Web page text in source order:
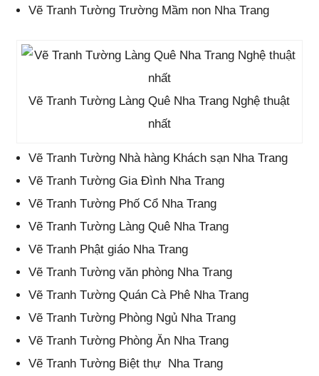
Vẽ Tranh Tường Trường Mầm non Nha Trang
Vẽ Tranh Tường Làng Quê Nha Trang Nghệ thuật
nhất
Vẽ Tranh Tường Nhà hàng Khách sạn Nha Trang
Vẽ Tranh Tường Gia Đình Nha Trang
Vẽ Tranh Tường Phố Cổ Nha Trang
Vẽ Tranh Tường Làng Quê Nha Trang
Vẽ Tranh Phật giáo Nha Trang
Vẽ Tranh Tường văn phòng Nha Trang
Vẽ Tranh Tường Quán Cà Phê Nha Trang
Vẽ Tranh Tường Phòng Ngủ Nha Trang
Vẽ Tranh Tường Phòng Ăn Nha Trang
Vẽ Tranh Tường Biệt thự
Nha Trang